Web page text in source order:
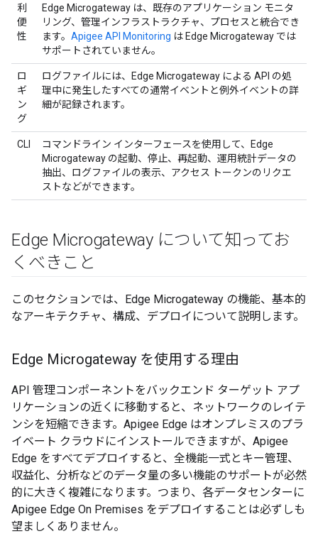
利
便
性
Edge Microgateway は、既存のアプリケーション モニタ
リング、管理インフラストラクチャ、プロセスと統合でき
ます。 Apigee API Monitoring は Edge Microgateway では
サポートされていません。
ロ
ギ
ン
グ
ログファイルには、Edge Microgateway による API の処
理中に発生したすべての通常イベントと例外イベントの詳
細が記録されます。
CLI
コマンドライン インターフェースを使用して、Edge
Microgateway の起動、停止、再起動、運用統計データの
抽出、ログファイルの表示、アクセス トークンのリクエ
ストなどができます。
Edge Microgateway について知ってお
くべきこと
このセクションでは、Edge Microgateway の機能、基本的
なアーキテクチャ、構成、デプロイについて説明します。
Edge Microgateway を使用する理由
API 管理コンポーネントをバックエンド ターゲット アプ
リケーションの近くに移動すると、ネットワークのレイテ
ンシを短縮できます。Apigee Edge はオンプレミスのプラ
イベート クラウドにインストールできますが、Apigee
Edge をすべてデプロイすると、全機能一式とキー管理、
収益化、分析などのデータ量の多い機能のサポートが必然
的に大きく複雑になります。つまり、各データセンターに
Apigee Edge On Premises をデプロイすることは必ずしも
望ましくありません。